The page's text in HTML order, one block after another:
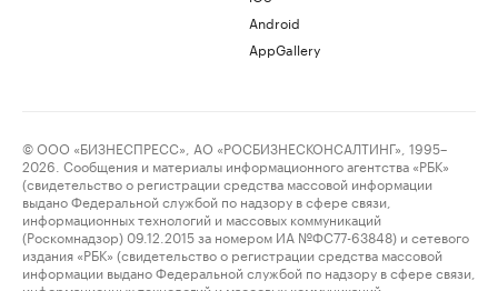
Android
AppGallery
© ООО «БИЗНЕСПРЕСС», АО «РОСБИЗНЕСКОНСАЛТИНГ», 1995–
2026. Сообщения и материалы информационного агентства «РБК»
(свидетельство о регистрации средства массовой информации
выдано Федеральной службой по надзору в сфере связи,
информационных технологий и массовых коммуникаций
(Роскомнадзор) 09.12.2015 за номером ИА №ФС77-63848) и сетевого
издания «РБК» (свидетельство о регистрации средства массовой
информации выдано Федеральной службой по надзору в сфере связи,